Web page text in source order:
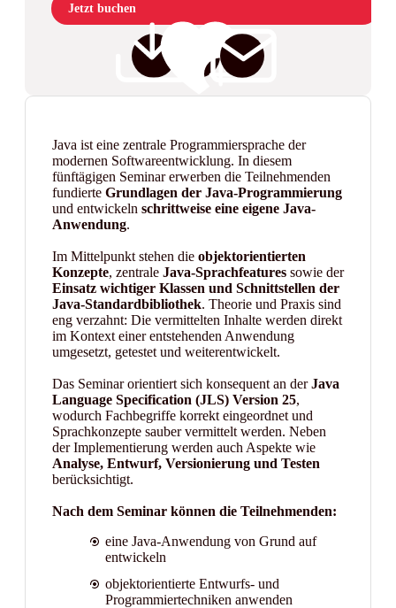
Jetzt buchen
Java ist eine zentrale Programmiersprache der
modernen Softwareentwicklung. In diesem
fünftägigen Seminar erwerben die Teilnehmenden
fundierte Grundlagen der Java-Programmierung
und entwickeln schrittweise eine eigene Java-
Anwendung.
Im Mittelpunkt stehen die objektorientierten
Konzepte, zentrale Java-Sprachfeatures sowie der
Einsatz wichtiger Klassen und Schnittstellen der
Java-Standardbibliothek. Theorie und Praxis sind
eng verzahnt: Die vermittelten Inhalte werden direkt
im Kontext einer entstehenden Anwendung
umgesetzt, getestet und weiterentwickelt.
Das Seminar orientiert sich konsequent an derJava
Language Specification (JLS) Version 25,
wodurch Fachbegriffe korrekt eingeordnet und
Sprachkonzepte sauber vermittelt werden. Neben
der Implementierung werden auch Aspekte wie
Analyse, Entwurf, Versionierung und Testen
berücksichtigt.
Nach dem Seminar können die Teilnehmenden:
eine Java-Anwendung von Grund auf
entwickeln
objektorientierte Entwurfs- und
Programmiertechniken anwenden